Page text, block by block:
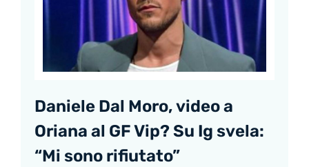
Daniele Dal Moro, video a
Oriana al GF Vip? Su Ig svela:
“Mi sono rifiutato”